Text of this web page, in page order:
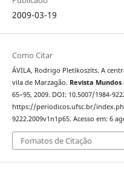
2009-03-19
Como Citar
ÁVILA, Rodrigo Pletikoszits. A
vila de Marzagão. Revista
65–95, 2009. DOI: 10.5007/1984-
https://periodicos.ufsc.br/
9222.2009v1n1p65. Acesso em: 6
Fomatos de Citação